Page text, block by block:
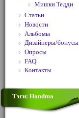
Мишки Тедди
Статьи
Новости
Альбомы
Дизайнеры/бонусы
Опросы
FAQ
Контакты
Тэги: Handma